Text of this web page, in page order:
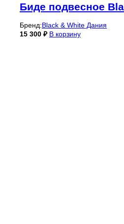
Биде подвесное
Бренд:Black & White Дания
15 300 ₽ В корзину